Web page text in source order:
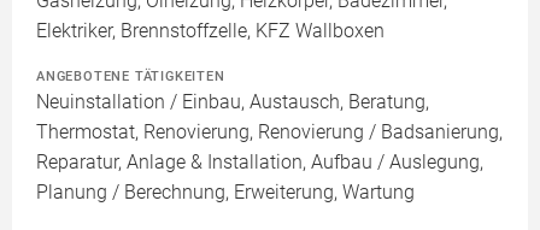
Elektriker, Brennstoffzelle, KFZ Wallboxen
ANGEBOTENE TÄTIGKEITEN
Neuinstallation / Einbau, Austausch, Beratung,
Thermostat, Renovierung, Renovierung / Badsanierung,
Reparatur, Anlage & Installation, Aufbau / Auslegung,
Planung / Berechnung, Erweiterung, Wartung